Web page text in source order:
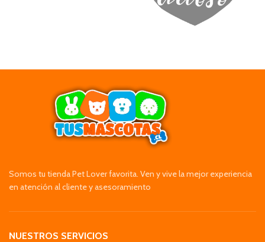
Somos tu tienda Pet Lover favorita. Ven y vive la mejor experiencia
en atención al cliente y asesoramiento
NUESTROS SERVICIOS